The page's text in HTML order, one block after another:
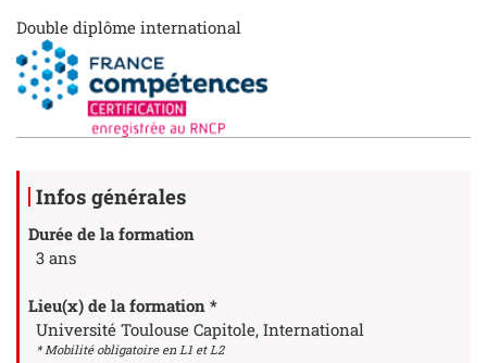
Double diplôme international
Infos générales
Durée de la formation
3 ans
Lieu(x) de la formation *
Université Toulouse Capitole, International
* Mobilité obligatoire en L1 et L2